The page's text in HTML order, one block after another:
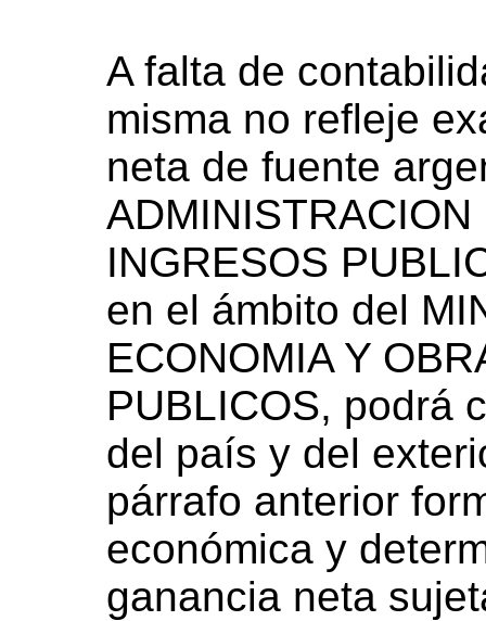
A falta de
misma no refleje
neta de fuente
INGRESOS
en el ámbito del
ECONOMIA Y
PUBLICOS, podrá
del país y del
párrafo anterior
económica y
ganancia neta